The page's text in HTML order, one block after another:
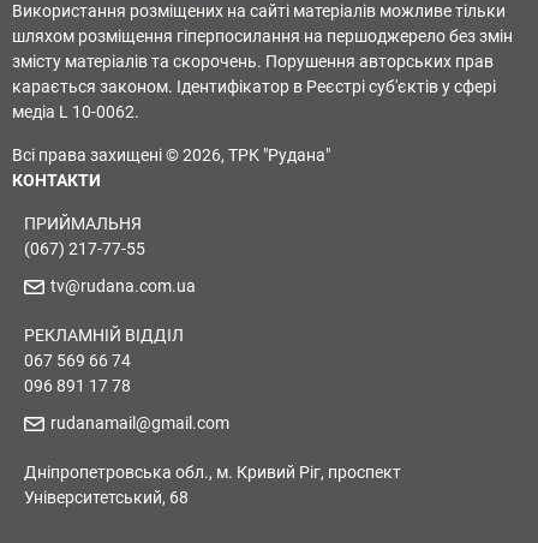
Використання розміщених на сайті матеріалів можливе тільки
шляхом розміщення гіперпосилання на першоджерело без змін
змісту матеріалів та скорочень. Порушення авторських прав
карається законом. Ідентифікатор в Реєстрі суб'єктів у сфері
медіа L 10-0062.
Всі права захищені © 2026, ТРК "Рудана"
КОНТАКТИ
ПРИЙМАЛЬНЯ
(067) 217-77-55
tv@rudana.com.ua
РЕКЛАМНІЙ ВІДДІЛ
067 569 66 74
096 891 17 78
rudanamail@gmail.com
Дніпропетровська обл., м. Кривий Ріг, проспект
Університетський, 68